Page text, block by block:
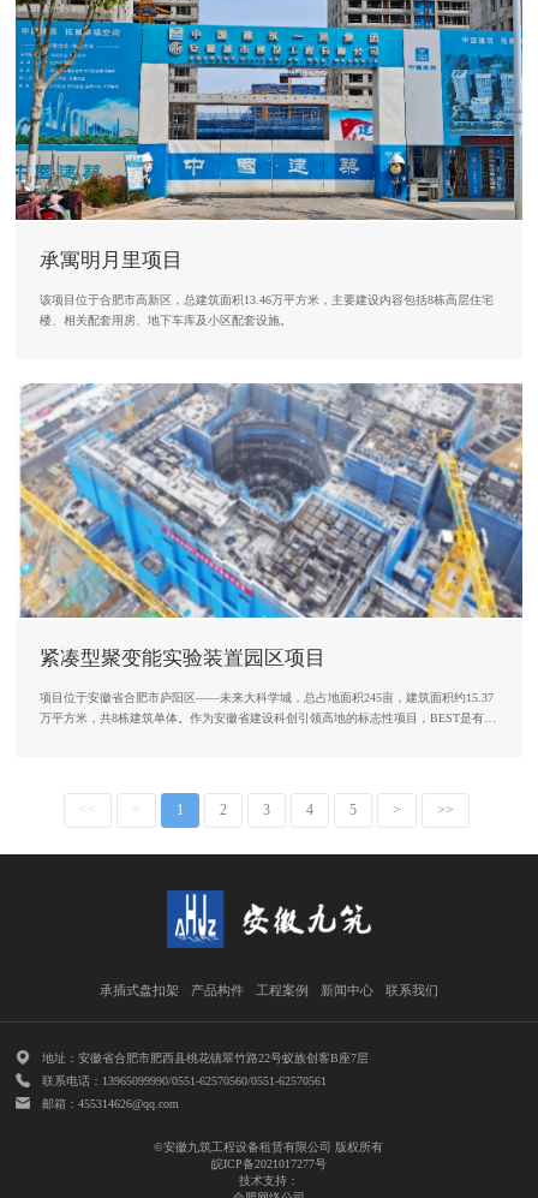
承寓明月里项目
该项目位于合肥市高新区，总建筑面积13.46万平方米，主要建设内容包括8栋高层住宅
楼、相关配套用房、地下车库及小区配套设施。
紧凑型聚变能实验装置园区项目
项目位于安徽省合肥市庐阳区——未来大科学城，总占地面积245亩，建筑面积约15.37
万平方米，共8栋建筑单体。作为安徽省建设科创引领高地的标志性项目，BEST是有
<< < 1 2 3 4 5 > >>
承插式盘扣架 产品构件 工程案例 新闻中心 联系我们
地址：安徽省合肥市肥西县桃花镇翠竹路22号蚁族创客B座7层
联系电话：13965099990/0551-62570560/0551-62570561
邮箱：455314626@qq.com
©安徽九筑工程设备租赁有限公司 版权所有
皖ICP备2021017277号
技术支持：